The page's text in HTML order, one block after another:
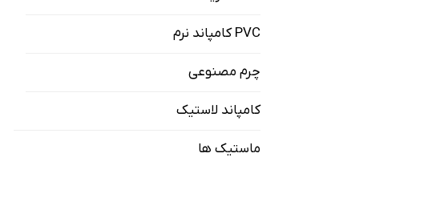
PVC کامپاند نرم
چرم مصنوعی
کامپاند لاستیک
ماستیک ها